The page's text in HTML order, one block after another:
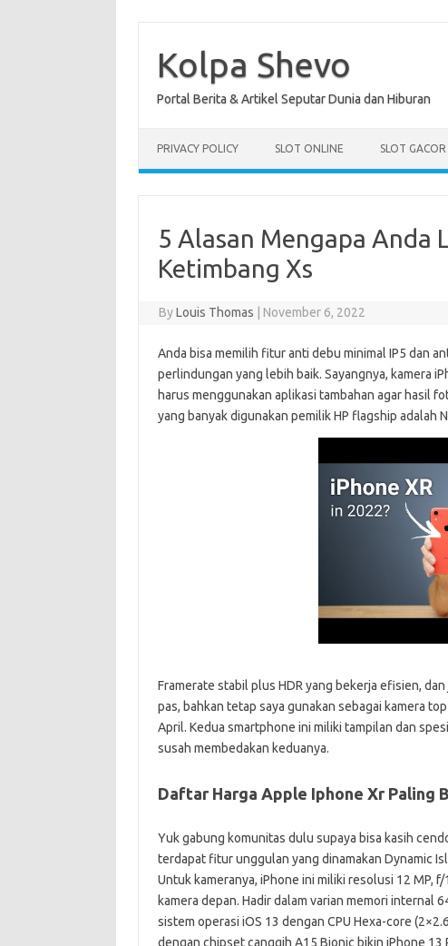
content
Kolpa Shevo
Portal Berita & Artikel Seputar Dunia dan Hiburan
PRIVACY POLICY SLOT ONLINE SLOT GACOR
5 Alasan Mengapa Anda
Ketimbang Xs
ByLouis Thomas November 6, 2022
Anda bisa memilih fitur anti debu minimal IP5 dan
perlindungan yang lebih baik. Sayangnya, kamera
harus menggunakan aplikasi tambahan agar hasil
yang banyak digunakan pemilik HP flagship adalah
Framerate stabil plus HDR yang bekerja efisien,
pas, bahkan tetap saya gunakan sebagai kamera
April. Kedua smartphone ini miliki tampilan dan
susah membedakan keduanya.
Daftar Harga Apple Iphone Xr Paling
Yuk gabung komunitas dulu supaya bisa kasih
terdapat fitur unggulan yang dinamakan Dynamic
Untuk kameranya, iPhone ini miliki resolusi 12 MP,
kamera depan. Hadir dalam varian memori internal
sistem operasi iOS 13 dengan CPU Hexa-core
dengan chipset canggih A15 Bionic bikin iPhone